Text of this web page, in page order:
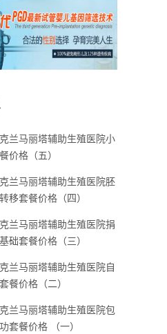
兰马丽塔辅助生殖医院小
价格（五）
兰马丽塔辅助生殖医院胚
移套餐价格（四）
兰马丽塔辅助生殖医院捐
础套餐价格（三）
兰马丽塔辅助生殖医院自
餐价格（二）
兰马丽塔辅助生殖医院包
套餐价格 （一）